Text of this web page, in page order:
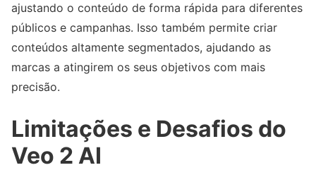
ajustando o conteúdo de forma rápida para diferentes
públicos e campanhas. Isso também permite criar
conteúdos altamente segmentados, ajudando as
marcas a atingirem os seus objetivos com mais
precisão.
Limitações e Desafios do
Veo 2 AI